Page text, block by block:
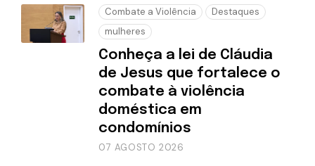
Combate a Violência
Destaques
mulheres
Conheça a lei de Cláudia
de Jesus que fortalece o
combate à violência
doméstica em
condomínios
07 AGOSTO 2026